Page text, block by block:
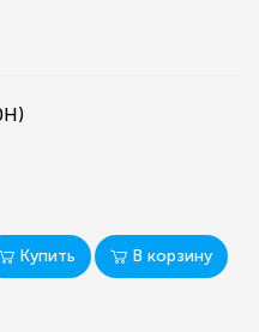
Купить В корзину